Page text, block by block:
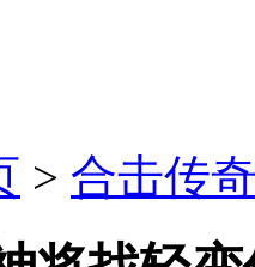
> 合击传